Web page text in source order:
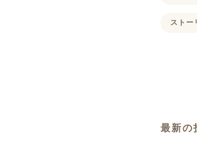
ストー
最新の